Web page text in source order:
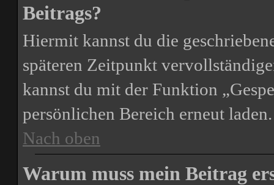
Beitrags?
Hiermit kannst du die
späteren Zeitpunkt
kannst du mit der Funktion
persönlichen Bereich erneut laden.
Nach oben
Warum muss mein Beitrag